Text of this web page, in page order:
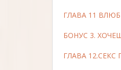
ГЛАВА 11
БОНУС 3.
ГЛАВА